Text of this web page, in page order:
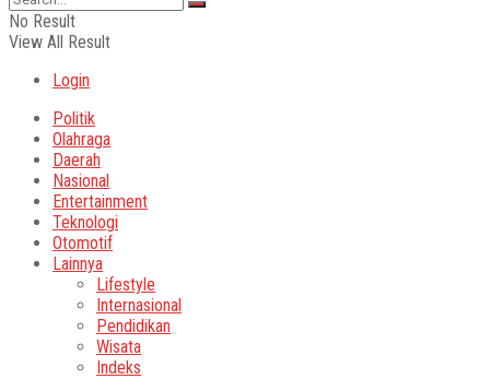
No Result
View All Result
Login
Politik
Olahraga
Daerah
Nasional
Entertainment
Teknologi
Otomotif
Lainnya
Lifestyle
Internasional
Pendidikan
Wisata
Indeks